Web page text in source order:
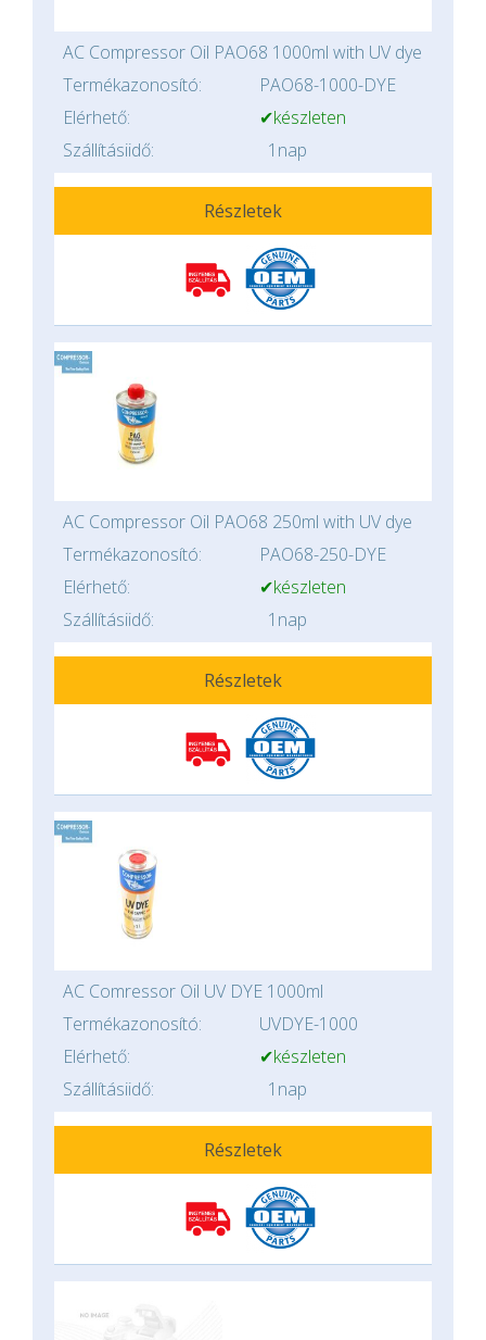
AC Compressor Oil PAO68 1000ml with UV dye
Termékazonosító:
PAO68-1000-DYE
Elérhető:
✔készleten
Szállításiidő:
1nap
Részletek
AC Compressor Oil PAO68 250ml with UV dye
Termékazonosító:
PAO68-250-DYE
Elérhető:
✔készleten
Szállításiidő:
1nap
Részletek
AC Comressor Oil UV DYE 1000ml
Termékazonosító:
UVDYE-1000
Elérhető:
✔készleten
Szállításiidő:
1nap
Részletek